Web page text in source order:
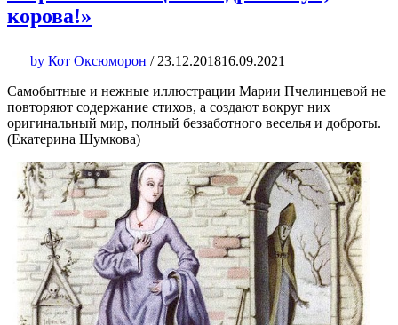
корова!»
by Кот Оксюморон / 23.12.201816.09.2021
Самобытные и нежные иллюстрации Марии Пчелинцевой не
повторяют содержание стихов, а создают вокруг них
оригинальный мир, полный беззаботного веселья и доброты.
(Екатерина Шумкова)